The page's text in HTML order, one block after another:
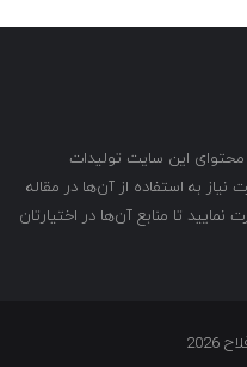
این سایت تولیدات
به استفاده از آن‌ها در مقاله
تا منابع آن‌ها در اختیارتان